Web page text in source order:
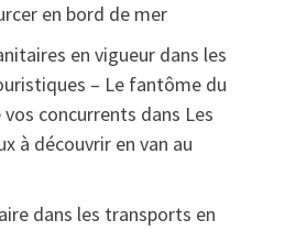
en bord de mer
en vigueur dans les
– Le fantôme du
concurrents dans Les
à découvrir en van au
dans les transports en